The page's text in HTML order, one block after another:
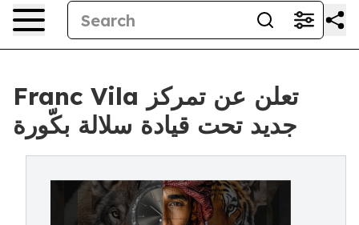
Franc Vila تعلن عن تمركز
جديد تحت قيادة سلالة بكّورة